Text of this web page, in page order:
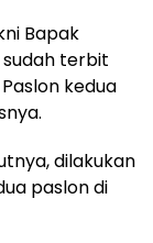
Bapak
sudah terbit
kedua
dilakukan
paslon di